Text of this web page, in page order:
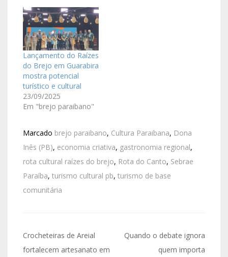
Lançamento do Raízes
do Brejo em Guarabira
mostra potencial
turístico e cultural
23/09/2025
Em "brejo paraibano"
Marcado brejo paraibano, Cultura Paraibana, Dona
Inês (PB), economia criativa, gastronomia regional,
rota cultural raízes do brejo, Rota do Canto, Sebrae
Paraíba, turismo cultural pb, turismo de base
comunitária
Crocheteiras de Areial
fortalecem artesanato em
Quando o debate ignora
quem importa